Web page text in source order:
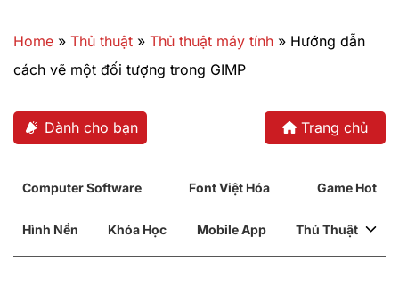
qua
dung
Home » Thủ thuật » Thủ thuật máy tính » Hướng dẫn
cách vẽ một đối tượng trong GIMP
Dành cho bạn Trang chủ
Computer Software Font Việt Hóa Game Hot
Hình Nền Khóa Học Mobile App Thủ Thuật